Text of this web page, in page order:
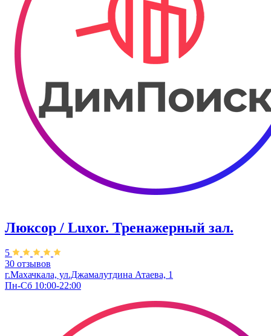
Люксор / Luxor. Тренажерный зал.
5
30 отзывов
г.Махачкала, ул.Джамалутдина Атаева, 1
Пн-Сб 10:00-22:00